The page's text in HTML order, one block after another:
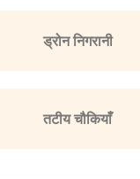
ड्रोन निगरानी
तटीय चौकियाँ